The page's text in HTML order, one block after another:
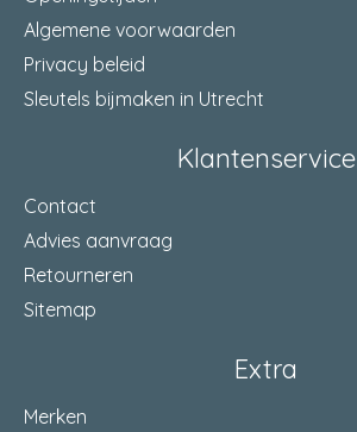
Algemene voorwaarden
Privacy beleid
Sleutels bijmaken in Utrecht
Klantenservice
Contact
Advies aanvraag
Retourneren
Sitemap
Extra
Merken